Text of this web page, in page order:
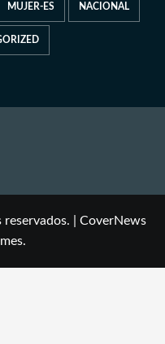
MUJER-ES NACIONAL
CoverNews